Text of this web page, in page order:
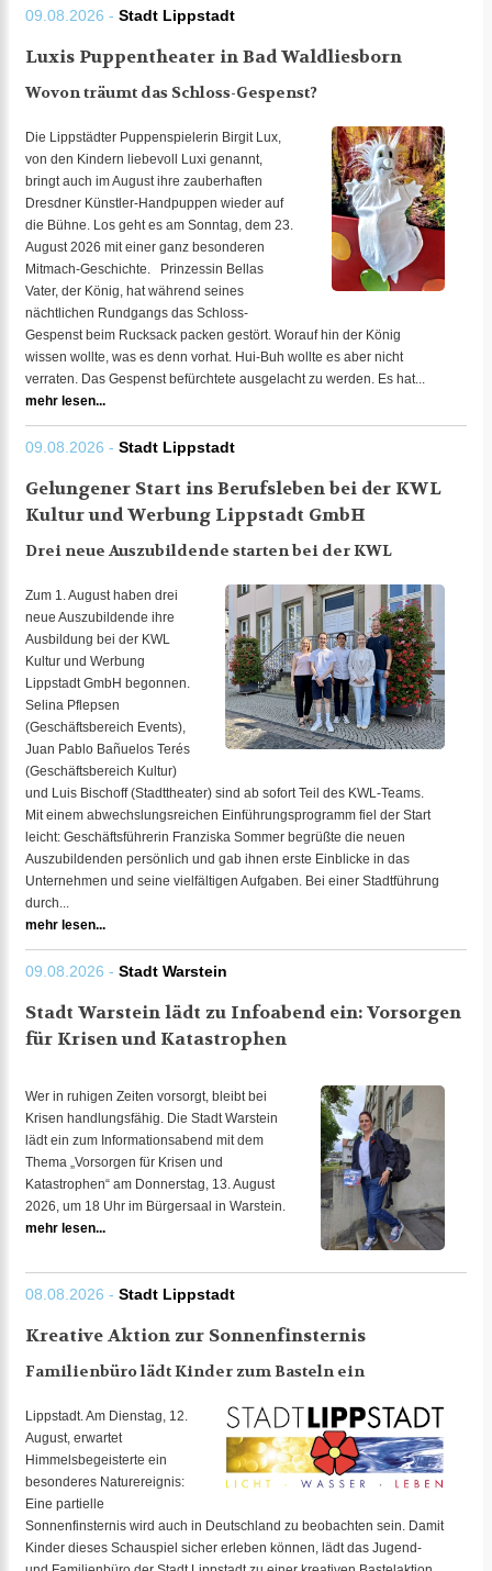
09.08.2026 - Stadt Lippstadt
Luxis Puppentheater in Bad Waldliesborn
Wovon träumt das Schloss-Gespenst?
Die Lippstädter Puppenspielerin Birgit Lux,
von den Kindern liebevoll Luxi genannt,
bringt auch im August ihre zauberhaften
Dresdner Künstler-Handpuppen wieder auf
die Bühne. Los geht es am Sonntag, dem 23.
August 2026 mit einer ganz besonderen
Mitmach-Geschichte. Prinzessin Bellas
Vater, der König, hat während seines
nächtlichen Rundgangs das Schloss-
Gespenst beim Rucksack packen gestört. Worauf hin der König
wissen wollte, was es denn vorhat. Hui-Buh wollte es aber nicht
verraten. Das Gespenst befürchtete ausgelacht zu werden. Es hat...
mehr lesen...
09.08.2026 - Stadt Lippstadt
Gelungener Start ins Berufsleben bei der KWL
Kultur und Werbung Lippstadt GmbH
Drei neue Auszubildende starten bei der KWL
Zum 1. August haben drei
neue Auszubildende ihre
Ausbildung bei der KWL
Kultur und Werbung
Lippstadt GmbH begonnen.
Selina Pflepsen
(Geschäftsbereich Events),
Juan Pablo Bañuelos Terés
(Geschäftsbereich Kultur)
und Luis Bischoff (Stadttheater) sind ab sofort Teil des KWL-Teams.
Mit einem abwechslungsreichen Einführungsprogramm fiel der Start
leicht: Geschäftsführerin Franziska Sommer begrüßte die neuen
Auszubildenden persönlich und gab ihnen erste Einblicke in das
Unternehmen und seine vielfältigen Aufgaben. Bei einer Stadtführung
durch...
mehr lesen...
09.08.2026 - Stadt Warstein
Stadt Warstein lädt zu Infoabend ein: Vorsorgen
für Krisen und Katastrophen
Wer in ruhigen Zeiten vorsorgt, bleibt bei
Krisen handlungsfähig. Die Stadt Warstein
lädt ein zum Informationsabend mit dem
Thema „Vorsorgen für Krisen und
Katastrophen“ am Donnerstag, 13. August
2026, um 18 Uhr im Bürgersaal in Warstein.
mehr lesen...
08.08.2026 - Stadt Lippstadt
Kreative Aktion zur Sonnenfinsternis
Familienbüro lädt Kinder zum Basteln ein
Lippstadt. Am Dienstag, 12.
August, erwartet
Himmelsbegeisterte ein
besonderes Naturereignis:
Eine partielle
Sonnenfinsternis wird auch in Deutschland zu beobachten sein. Damit
Kinder dieses Schauspiel sicher erleben können, lädt das Jugend-